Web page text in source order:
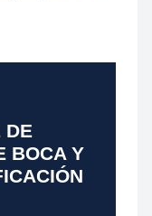
DE
BOCA Y